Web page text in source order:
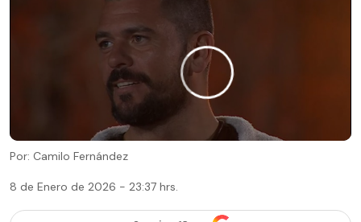
Por: Camilo Fernández
8 de Enero de 2026 - 23:37 hrs.